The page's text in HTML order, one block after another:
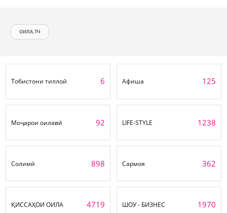
ОИЛА.ТЧ
Тобистони тиллоӣ 6 Афиша 125
Моҷарои оилавӣ 92 LIFE-STYLE 1238
Солимӣ 898 Сармоя 362
ҚИССАҲОИ ОИЛА 4719 ШОУ - БИЗНЕС 1970